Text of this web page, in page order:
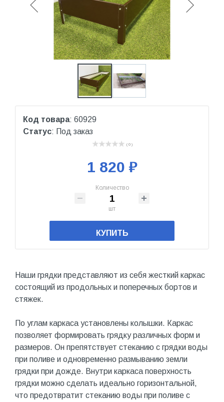
Код товара: 60929
Статус: Под заказ
( 0 )
1 820 ₽
Количество
шт
КУПИТЬ
Наши грядки представляют из себя жесткий каркас
состоящий из продольных и поперечных бортов и
стяжек.
По углам каркаса установлены колышки. Каркас
позволяет формировать грядку различных форм и
размеров. Он препятствует стеканию с грядки воды
при поливе и одновременно размыванию земли
грядки при дожде. Внутри каркаса поверхность
грядки можно сделать идеально горизонтальной,
что предотвратит стеканию воды при поливе с